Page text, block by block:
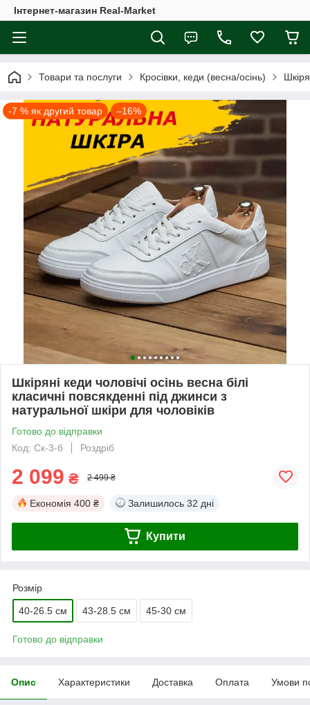
Інтернет-магазин Real-Market
Товари та послуги Кросівки, кеди (весна/осінь)
-7 % як другий товар –16%
Шкіряні кеди чоловічі осінь весна білі
класичні повсякденні під джинси з
натуральної шкіри для чоловіків
Готово до відправки
Код: Ск-3-б
Роздріб
2 099 ₴ 2 499 ₴
Економія 400 ₴ Залишилось 32 дні
Купити
Розмір
40-26.5 см 43-28.5 см 45-30 см
Готово до відправки
Опис Характеристики Доставка Оплата Умови